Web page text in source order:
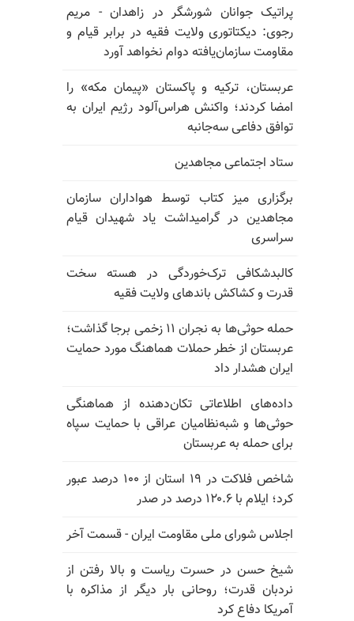
پراتیک جوانان شورشگر در زاهدان - مریم
رجوی: دیکتاتوری ولایت فقیه در برابر قیام و
مقاومت سازمان‌یافته دوام نخواهد آورد
عربستان، ترکیه و پاکستان «پیمان مکه» را
امضا کردند؛ واکنش هراس‌آلود رژیم ایران به
توافق دفاعی سه‌جانبه
ستاد اجتماعی مجاهدین
برگزاری میز کتاب توسط هواداران سازمان
مجاهدین در گرامیداشت یاد شهیدان قیام
سراسری
کالبدشکافی ترک‌خوردگی در هسته سخت
قدرت و کشاکش باندهای ولایت فقیه
حمله حوثی‌ها به نجران ۱۱ زخمی برجا گذاشت؛
عربستان از خطر حملات هماهنگ مورد حمایت
ایران هشدار داد
داده‌های اطلاعاتی تکان‌دهنده از هماهنگی
حوثی‌ها و شبه‌نظامیان عراقی با حمایت سپاه
برای حمله به عربستان
شاخص فلاکت در ۱۹ استان از ۱۰۰ درصد عبور
کرد؛ ایلام با ۱۲۰.۶ درصد در صدر
اجلاس شورای ملی مقاومت ایران - قسمت آخر
شیخ حسن در حسرت ریاست و بالا رفتن از
نردبان قدرت؛ روحانی بار دیگر از مذاکره با
آمریکا دفاع کرد